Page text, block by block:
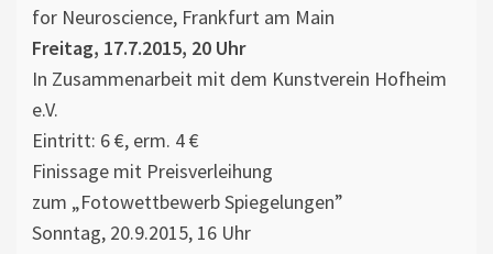
for Neuroscience, Frankfurt am Main
Freitag, 17.7.2015, 20 Uhr
In Zusammenarbeit mit dem Kunstverein Hofheim
e.V.
Eintritt: 6 €, erm. 4 €
Finissage mit Preisverleihung
zum „Fotowettbewerb Spiegelungen”
Sonntag, 20.9.2015, 16 Uhr